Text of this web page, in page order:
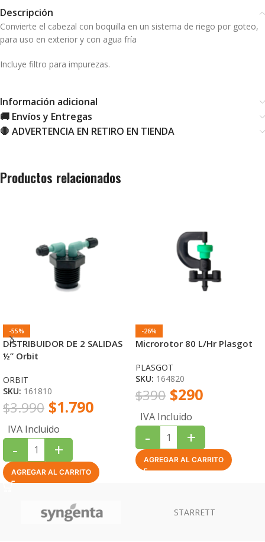
Descripción
Convierte el cabezal con boquilla en un sistema de riego por goteo,
para uso en exterior y con agua fría
Incluye filtro para impurezas.
Información adicional
🚚 Envíos y Entregas
🛑 ADVERTENCIA EN RETIRO EN TIENDA
Productos relacionados
-55%
DISTRIBUIDOR DE 2 SALIDAS
½” Orbit
ORBIT
SKU: 161810
$3.990 $1.790
IVA Incluido
- +
AGREGAR AL CARRITO
-26%
Microrotor 80 L/Hr Plasgot
PLASGOT
SKU: 164820
$390 $290
IVA Incluido
- +
AGREGAR AL CARRITO